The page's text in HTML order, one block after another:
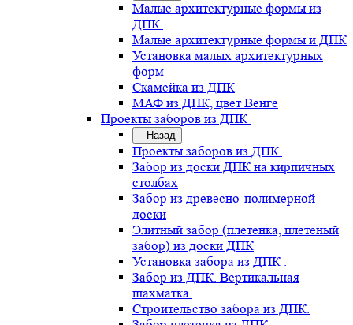
Малые архитектурные формы из
ДПК
Малые архитектурные формы и ДПК
Установка малых архитектурных
форм
Скамейка из ДПК
МАФ из ДПК, цвет Венге
Проекты заборов из ДПК
Назад
Проекты заборов из ДПК
Забор из доски ДПК на кирпичных
столбах
Забор из древесно-полимерной
доски
Элитный забор (плетенка, плетеный
забор) из доски ДПК
Установка забора из ДПК .
Забор из ДПК. Вертикальная
шахматка.
Строительство забора из ДПК.